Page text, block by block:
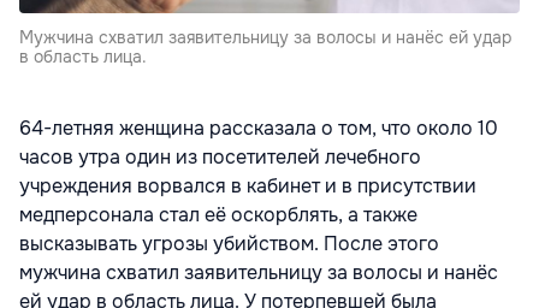
Мужчина схватил заявительницу за волосы и нанёс ей удар
в область лица.
64-летняя женщина рассказала о том, что около 10
часов утра один из посетителей лечебного
учреждения ворвался в кабинет и в присутствии
медперсонала стал её оскорблять, а также
высказывать угрозы убийством. После этого
мужчина схватил заявительницу за волосы и нанёс
ей удар в область лица. У потерпевшей была